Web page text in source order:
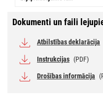
Dokumenti un faili
Atbilstības deklarācija
Instrukcijas (PDF)
Drošības informācija